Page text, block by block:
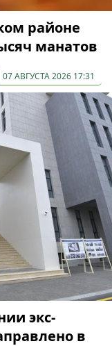
районе
манатов
07 АВГУСТА 2026 17:31
экс-
в